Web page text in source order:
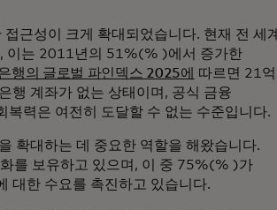
근성이 크게 확대되었습니다. 현재 전 세계
이는 2011년의 51%(% )에서 증가한
행의 글로벌 파인덱스 2025에
따르면 21억
행 계좌가 없는 상태이며, 공식 금융
복력은 여전히 도달할 수 없는 수준입니다.
확대하는 데 중요한 역할을 해왔습니다.
를 보유하고 있으며, 이 중 75%(% )가
대한 수요를 촉진하고 있습니다.